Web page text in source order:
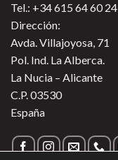
Tel.: +34 615 64 60 24
Dirección:
Avda. Villajoyosa, 71
Pol. Ind. La Alberca.
La Nucia – Alicante
C.P. 03530
España